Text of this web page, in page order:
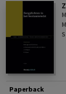
Paperback